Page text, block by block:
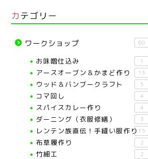
カテゴリー
ワークショップ 60
お味噌仕込み 1
アースオーブン＆かまど作り 13
ウッド＆バンブークラフト 5
コマ回し 4
スパイスカレー作り 4
ダーニング（衣服修繕） 3
レンテン族直伝！手縫い服作り 15
布草履作り 2
竹細工 2